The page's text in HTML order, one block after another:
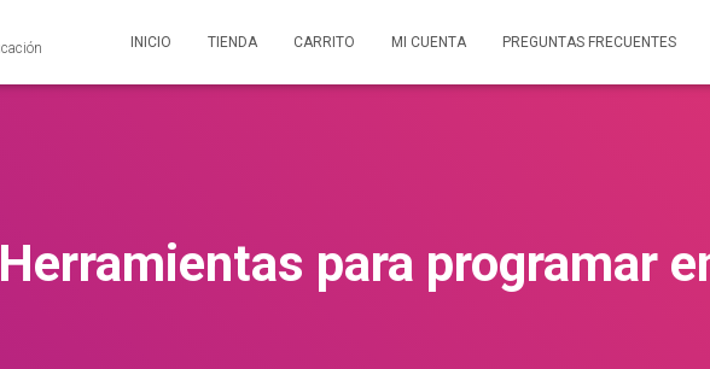
INICIO TIENDA CARRITO MI CUENTA PREGUNTAS FRECUENTES
Herramientas para programar